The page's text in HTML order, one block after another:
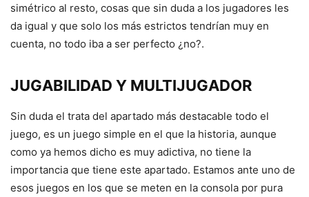
simétrico al resto, cosas que sin duda a los jugadores les
da igual y que solo los más estrictos tendrían muy en
cuenta, no todo iba a ser perfecto ¿no?.
JUGABILIDAD Y MULTIJUGADOR
Sin duda el trata del apartado más destacable todo el
juego, es un juego simple en el que la historia, aunque
como ya hemos dicho es muy adictiva, no tiene la
importancia que tiene este apartado. Estamos ante uno de
esos juegos en los que se meten en la consola por pura